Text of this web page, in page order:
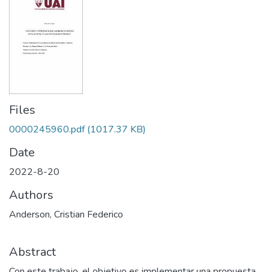
Files
0000245960.pdf (1017.37 KB)
Date
2022-8-20
Authors
Anderson, Cristian Federico
Abstract